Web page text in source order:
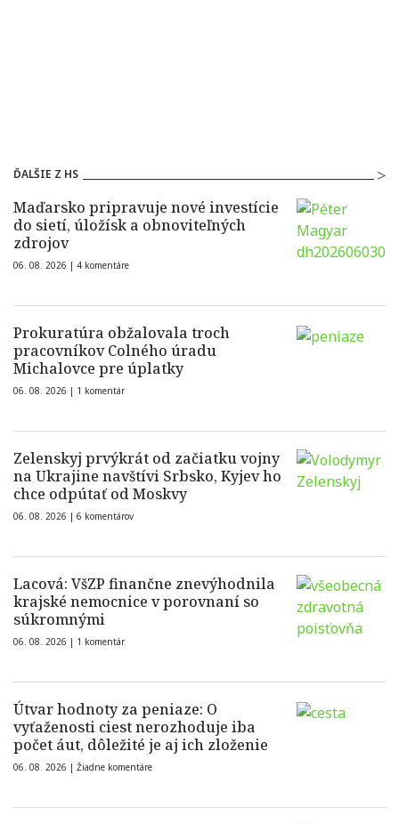
ĎALŠIE Z HS
Maďarsko pripravuje nové investície
do sietí, úložísk a obnoviteľných
zdrojov
06. 08. 2026 | 4 komentáre
Prokuratúra obžalovala troch
pracovníkov Colného úradu
Michalovce pre úplatky
06. 08. 2026 | 1 komentár
Zelenskyj prvýkrát od začiatku vojny
na Ukrajine navštívi Srbsko, Kyjev ho
chce odpútať od Moskvy
06. 08. 2026 | 6 komentárov
Lacová: VšZP finančne znevýhodnila
krajské nemocnice v porovnaní so
súkromnými
06. 08. 2026 | 1 komentár
Útvar hodnoty za peniaze: O
vyťaženosti ciest nerozhoduje iba
počet áut, dôležité je aj ich zloženie
06. 08. 2026 | Žiadne komentáre